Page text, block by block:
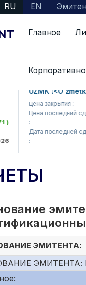
RU EN
Главное
Раскрытие
UZMK
Цена закрытия :
Цена последний сделки
Дата последней сделки
ЭМИТЕНТА:
ЭМИТЕНТА: